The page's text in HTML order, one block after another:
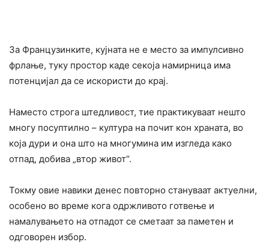
За Французинките, кујната не е место за импулсивно
фрлање, туку простор каде секоја намирница има
потенцијал да се искористи до крај.
Наместо строга штедливост, тие практикуваат нешто
многу посуптилно – култура на почит кон храната, во
која дури и она што на многумина им изгледа како
отпад, добива „втор живот“.
Токму овие навики денес повторно стануваат актуелни,
особено во време кога одржливото готвење и
намалувањето на отпадот се сметаат за паметен и
одговорен избор.